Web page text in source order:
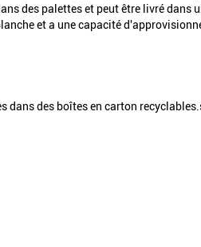
des palettes et peut être livré dans
et a une capacité
dans des boîtes en carton